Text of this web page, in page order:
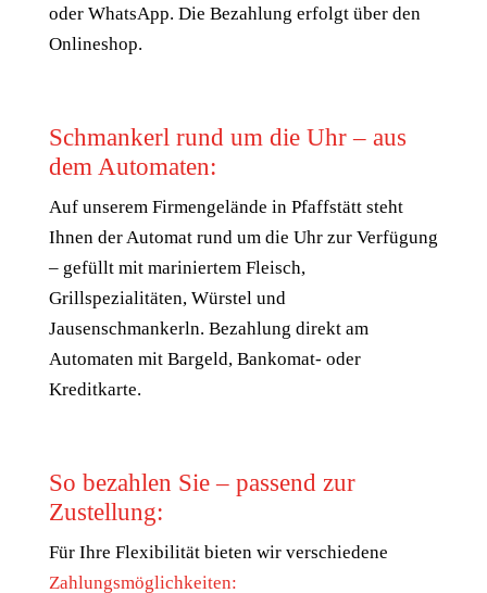
oder WhatsApp. Die Bezahlung erfolgt über den
Onlineshop.
Schmankerl rund um die Uhr – aus
dem Automaten:
Auf unserem Firmengelände in Pfaffstätt steht
Ihnen der Automat rund um die Uhr zur Verfügung
– gefüllt mit mariniertem Fleisch,
Grillspezialitäten, Würstel und
Jausenschmankerln. Bezahlung direkt am
Automaten mit Bargeld, Bankomat- oder
Kreditkarte.
So bezahlen Sie – passend zur
Zustellung:
Für Ihre Flexibilität bieten wir verschiedene
Zahlungsmöglichkeiten: